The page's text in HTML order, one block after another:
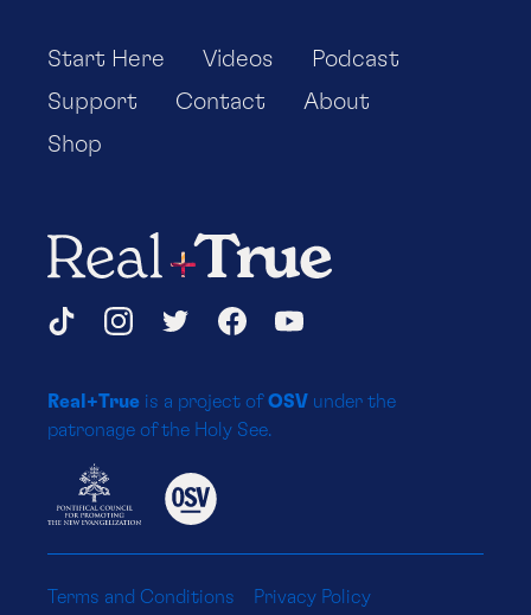
Real+True
Start Here Videos
Podcast
Support
Contact
About
Shop
Social
Media
Platforms
TikTokInstagramTwitterFacebookYouTube
Real+True is a project ofOSV under the
patronage of the Holy See.
Terms and Conditions Privacy Policy